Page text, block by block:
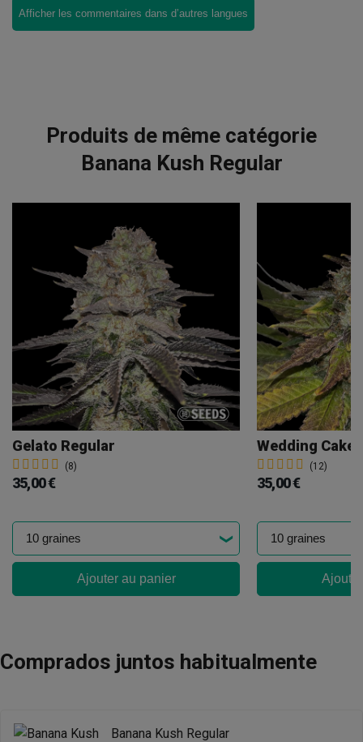
Afficher les commentaires dans d’autres langues
Produits de même catégorie
Banana Kush Regular
Gelato Regular
(8)
35,00 €
Ajouter au panier
Wedding Cake
(12)
35,00 €
Comprados juntos habitualmente
Banana Kush Regular